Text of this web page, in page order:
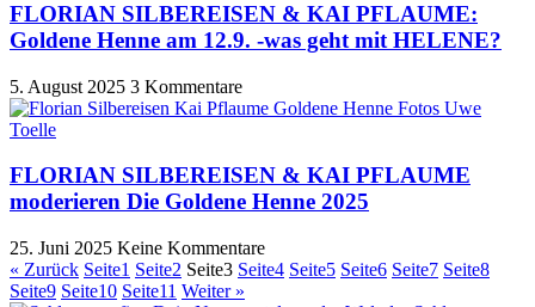
FLORIAN SILBEREISEN & KAI PFLAUME:
Goldene Henne am 12.9. -was geht mit HELENE?
5. August 2025 3 Kommentare
FLORIAN SILBEREISEN & KAI PFLAUME
moderieren Die Goldene Henne 2025
25. Juni 2025 Keine Kommentare
« Zurück Seite1 Seite2 Seite3 Seite4 Seite5 Seite6 Seite7 Seite8
Seite9 Seite10 Seite11 Weiter »